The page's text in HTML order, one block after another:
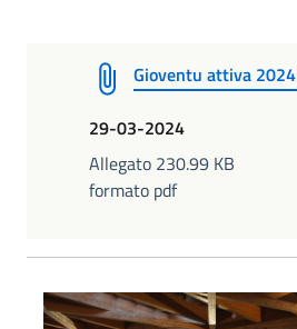
Gioventu attiva
29-03-2024
Allegato 230.99 KB
formato pdf
Foto01